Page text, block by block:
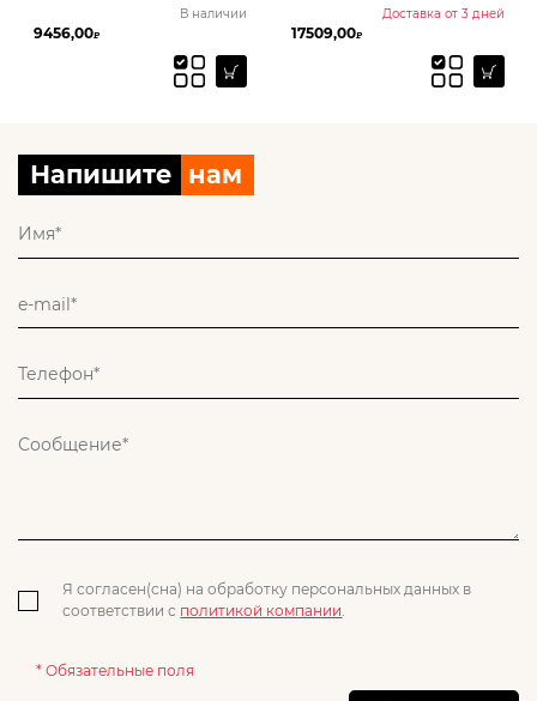
В наличии
9456,00₽
Доставка от 3 дней
17509,00₽
Напишите нам
Я согласен(сна) на обработку персональных данных в
соответствии с политикой компании.
* Обязательные поля